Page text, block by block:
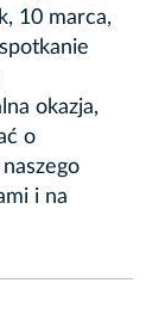
10 marca,
okazja,
o
i na